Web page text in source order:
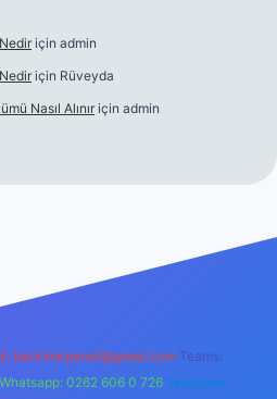
için admin
için Rüveyda
Nasıl Alınır için admin
backlinkpaneli@gmail.com Teams:
Whatsapp: 0262 606 0 726 Telegram: